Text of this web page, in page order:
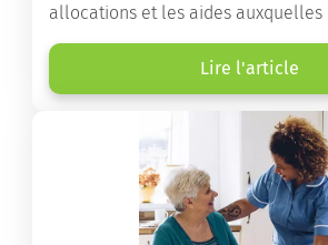
allocations et les aides auxquelles
âgées ont droit pour financer un
de retraite ou un maintien à
Lire l'article